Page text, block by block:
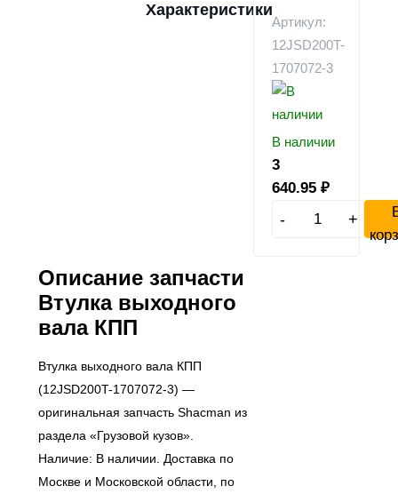
Характеристики
Артикул:
12JSD200T-
1707072-3
В наличии
3
640.95 ₽
- +
Описание запчасти
Втулка выходного
вала КПП
Втулка выходного вала КПП
(12JSD200T-1707072-3) —
оригинальная запчасть Shacman из
раздела «Грузовой кузов».
Наличие: В наличии. Доставка по
Москве и Московской области, по